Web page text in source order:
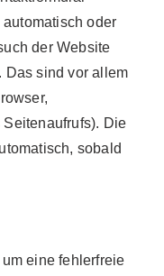
oder
der Website
Das sind vor allem
Die
sobald
eine fehlerfreie